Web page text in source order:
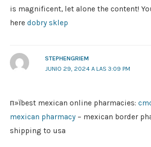
is magnificent, let alone the content!
here dobry sklep
STEPHENGRIEM
JUNIO 29, 2024 A LAS 3:09 PM
п»їbest mexican online pharmacies:
mexican pharmacy – mexican border
shipping to usa